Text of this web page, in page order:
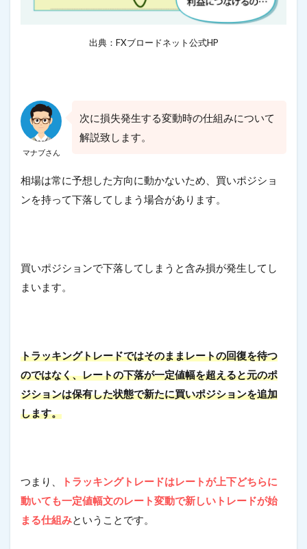
出典：FXブロードネット公式HP
マナブさん
次に損失発生する変動時の仕組みについて
解説致します。
相場は常に予想した方向に動かないため、買いポジショ
ンを持って下落してしまう場合があります。
買いポジションで下落してしまうと含み損が発生してし
まいます。
トラッキングトレードではそのままレートの回復を待つ
のではなく、レートの下落が一定値幅を超えると元のポ
ジションは保有した状態で新たに買いポジションを追加
します。
つまり、
トラッキングトレードはレートが上下どちらに
動いても一定値幅文のレート変動で新しいトレードが始
まる仕組みということです。